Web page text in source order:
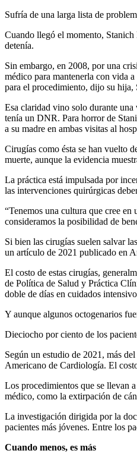
Sufría de una larga lista de
Cuando llegó el momento,
detenía.
Sin embargo, en 2008, por una
médico para mantenerla con vida
para el procedimiento, dijo su hija,
Esa claridad vino solo durante
tenía un DNR. Para horror de
a su madre en ambas visitas al
Cirugías como ésta se han vuelto
muerte, aunque la evidencia
La práctica está impulsada por
las intervenciones quirúrgicas
“Tenemos una cultura que cree
consideramos la posibilidad de
Si bien las cirugías suelen salvar
un artículo de 2021 publicado en
El costo de estas cirugías,
de Política de Salud y Práctica
doble de días en cuidados
Y aunque algunos octogenarios
Dieciocho por ciento de los
Según un estudio de 2021, más
Americano de Cardiología. El
Los procedimientos que se llevan
médico, como la extirpación de
La investigación dirigida por la
pacientes más jóvenes. Entre los
Cuando menos, es más